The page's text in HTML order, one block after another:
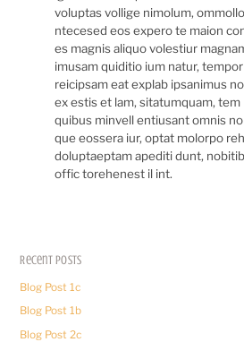
voluptas vollige nimolum,
ntecesed eos expero te maion
es magnis aliquo volestiur
imusam quiditio ium natur,
reicipsam eat explab ipsanimus
ex estis et lam, sitatumquam,
quibus minvell entiusant omnis
que eossera iur, optat molorpo
doluptaeptam apediti dunt,
offic torehenest il int.
Recent Posts
Blog Post 1c
Blog Post 1b
Blog Post 2c